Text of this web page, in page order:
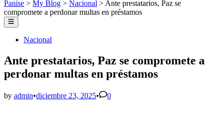
Panise > My Blog > Nacional > Ante prestatarios, Paz se
compromete a perdonar multas en préstamos
Main
Menu
PostedNacional
Ante prestatarios, Paz se compromete a
perdonar multas en préstamos
by admin•diciembre 23, 2025• 0